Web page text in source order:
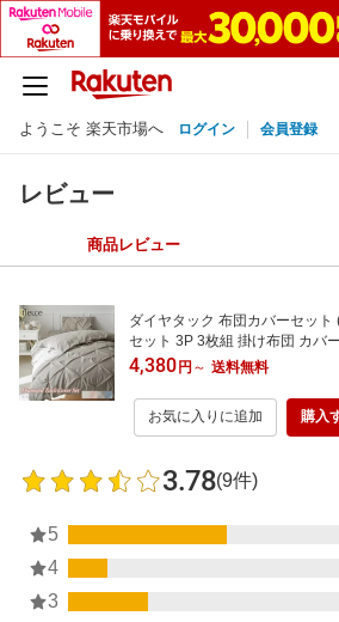
ようこそ 楽天市場へ ログイン 会員登録
レビュー
商品レビュー
ダイヤタック 布団カバーセッ
セット 3P 3枚組 掛け布団 カバ
まくらカバー おしゃれ 大人可愛
冬 かわいい シーツ 寝具 ベッド
エ
4,380円 ～ 送料無料
お気に入りに追加 購入
3.78(9件)
5
4
3